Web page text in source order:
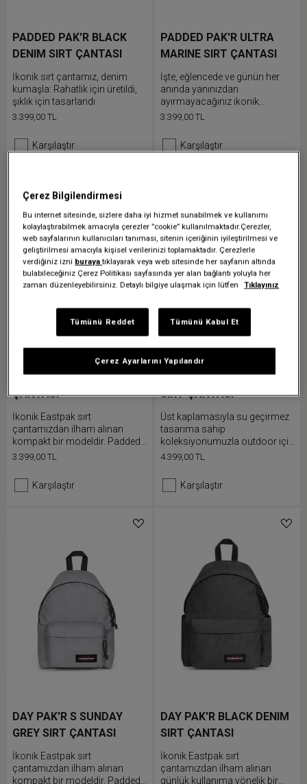
PADDED PAK'R BLACK
DENIM SIRT ÇANTASI
İkonik sırt çantamız, denim
kumaşla: Rahatlık için üretildi,
şıklık için tasarlandı
3.399,00 TL
Karşılaştır
PADDED PAK'R ULTRA
MARINE SIRT ÇANTASI
İşte, eğlencede ve günün her
anında yanınızdan
ayırmayacağınız ikonik
Eastpak sırt çantamız. Gün
cebine doldurun ve rahat bir
şekilde taşımak için dolgulu
3.399,00 TL
Karşılaştır
DAY PAK'R S BLACK SIRT
ÇANTASI
İkonik Eastpak sırt
çantamızdan ilham alınan
kompakt bir modeldir. Padded
Pak'r sırt çantasının küçük
bölmesi, fermuarlı arka
güvenlik cebi ve yan şişe cebi
3.399,00 TL
Karşılaştır
DAY PAK'R TARP BLACK2
SIRT ÇANTASI
Üst kaplamasıyla su geçirmez
tasarıma sahip
koleksiyonumuzla outdoor için
hazır olacaksın. İkonik Eastpak
versiyonunda dahili dizüstü
bilgisayar bölmesi, gizli cep ve
4.399,00 TL
Karşılaştır
DAY PAK'R S SUNDAY
GREY SIRT ÇANTASI
İkonik Eastpak sırt
çantamızdan ilham alınan
kompakt bir modeldir. Padded
DAY PAK'R BLACK DENIM
SIRT ÇANTASI
İkonik Eastpak sırt
çantamızdan ilham alınan
günlük kullanıma yönelik bir
Çerez Bilgilendirmesi
Bu internet sitesinde, sizlere daha iyi hizmet sunabilmek ve kullanımı
kolaylaştırabilmek amacıyla çerezler ”cookie” kullanılmaktadır.Çerezler,
web sayfalarının kullanıcıları tanıması, sitenin içeriğinin iyileştirilmesi ve
geliştirilmesi amacıyla kişisel verilerinizi toplamaktadır. Çerezlerle
verdiğiniz izni burayatıklayarak veya web sitesinde her sayfanın altında
bulabileceğiniz Çerez Politikası sayfasında yer alan bağlantı yoluyla her
zaman düzenleyebilirsiniz. Detaylı bilgiye ulaşmak için lütfen
Tıklayınız
Çerez Ayarlarını Yapılandır
Tümünü Reddet Tümünü Kabul Et